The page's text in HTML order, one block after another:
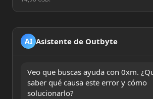
AI Asistente de Outbyte
Veo que buscas ayuda con 0xm.
saber qué causa este error y cómo
solucionarlo?